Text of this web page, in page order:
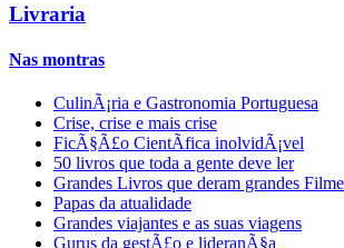
Livraria
Nas montras
CulinÃ¡ria e Gastronomia Portuguesa
Crise, crise e mais crise
FicÃ§Ã£o CientÃ­fica inolvidÃ¡vel
50 livros que toda a gente deve ler
Grandes Livros que deram grandes
Papas da atualidade
Grandes viajantes e as suas viagens
Gurus da gestÃ£o e lideranÃ§a